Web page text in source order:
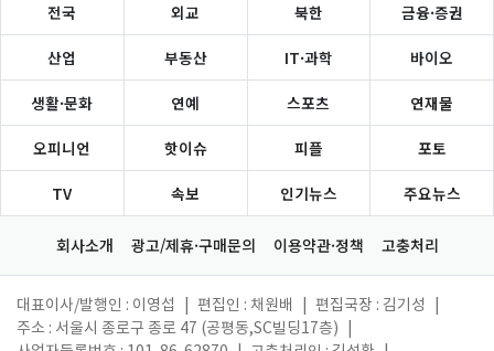
전국 외교 북한 금융·증권
산업 부동산 IT·과학 바이오
생활·문화 연예 스포츠 연재물
오피니언 핫이슈 피플 포토
TV 속보 인기뉴스 주요뉴스
회사소개 광고/제휴·구매문의 이용약관·정책 고충처리
대표이사/발행인 : 이영섭 편집인 : 채원배 편집국장 : 김기성
주소 : 서울시 종로구 종로 47 (공평동,SC빌딩17층)